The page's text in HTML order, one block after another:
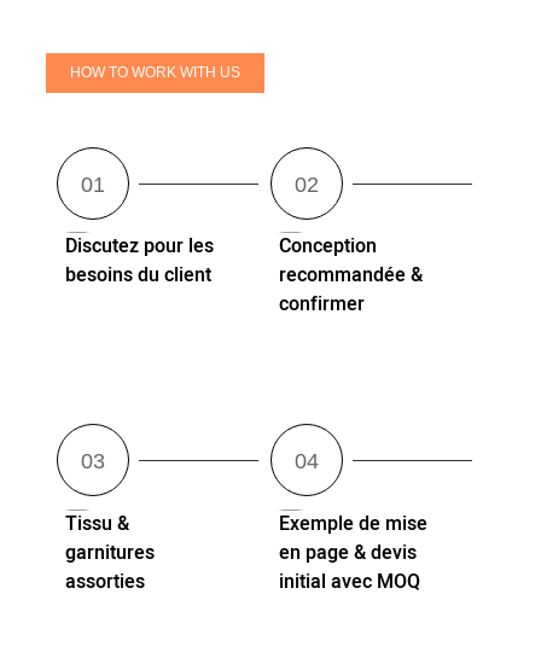
HOW TO WORK WITH US
Discutez pour les
besoins du client
Conception
recommandée &
confirmer
Tissu &
garnitures
assorties
Exemple de mise
en page & devis
initial avec MOQ